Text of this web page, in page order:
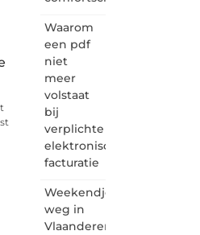
Waarom
een pdf
niet
meer
volstaat
bij
verplichte
elektronische
facturatie
Weekendje
weg in
Vlaanderen: